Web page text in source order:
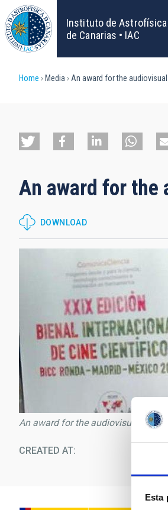
Esta
Skip
to
main
content
Instituto de Astrofísica
de Canarias • IAC
Breadcrumb
Home Media An award for the
An award for the
DOWNLOAD
An award for the audiovisual series
CREATED AT